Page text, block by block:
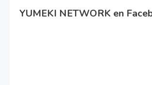
YUMEKI NETWORK en